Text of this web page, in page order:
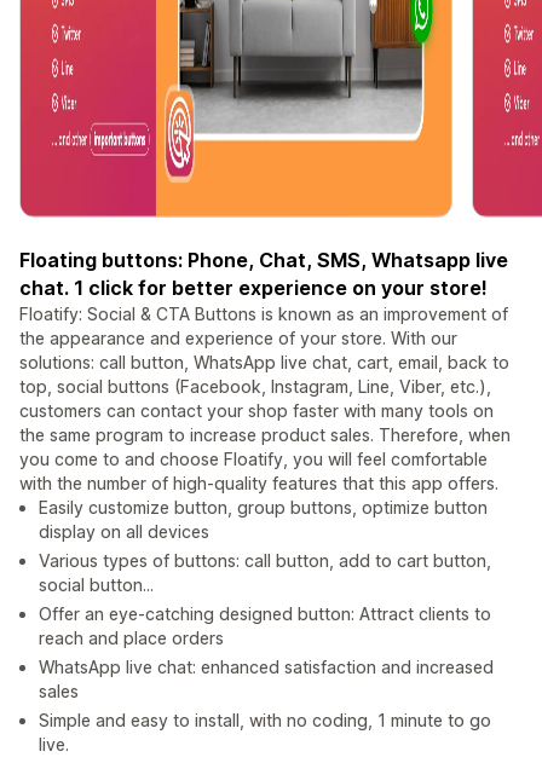
Floating buttons: Phone, Chat, SMS, Whatsapp live
chat. 1 click for better experience on your store!
Floatify: Social & CTA Buttons is known as an improvement of
the appearance and experience of your store. With our
solutions: call button, WhatsApp live chat, cart, email, back to
top, social buttons (Facebook, Instagram, Line, Viber, etc.),
customers can contact your shop faster with many tools on
the same program to increase product sales. Therefore, when
you come to and choose Floatify, you will feel comfortable
with the number of high-quality features that this app offers.
Easily customize button, group buttons, optimize button
display on all devices
Various types of buttons: call button, add to cart button,
social button...
Offer an eye-catching designed button: Attract clients to
reach and place orders
WhatsApp live chat: enhanced satisfaction and increased
sales
Simple and easy to install, with no coding, 1 minute to go
live.